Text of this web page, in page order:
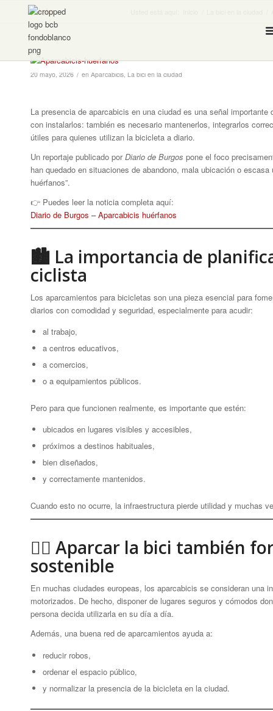
Inicio
20 mayo, 2026 / en Aparcabicis, La bici en la ciudad
La presencia de aparcabicis en una ciudad es una señal
con instalarlos: también es necesario mantenerlos, integrarlos
útiles para quienes utilizan la bicicleta a diario.
Un reportaje publicado porDiario de Burgos pone el foco
han quedado en situaciones de abandono, mala ubicación o
huérfanos”.
👉 Puedes leer la noticia completa aquí:
Diario de Burgos – Aparcabicis huérfanos
🏙 La importancia de
ciclista
Los aparcamientos para bicicletas son una pieza esencial para
diarios con comodidad y seguridad, especialmente para acudir:
al trabajo,
a centros educativos,
a comercios,
o a equipamientos públicos.
Pero para que funcionen realmente, es importante que estén:
ubicados en lugares visibles y accesibles,
próximos a destinos habituales,
bien diseñados,
y correctamente mantenidos.
Cuando esto no ocurre, la infraestructura pierde utilidad y muchas
🚴‍♀️ Aparcar la bici también
sostenible
En muchas ciudades europeas, los aparcabicis se consideran una
motorizados. De hecho, disponer de lugares seguros y cómodos
persona decida utilizarla en su día a día.
Además, una buena red de aparcamientos ayuda a:
reducir robos,
ordenar el espacio público,
y normalizar la presencia de la bicicleta en la ciudad.